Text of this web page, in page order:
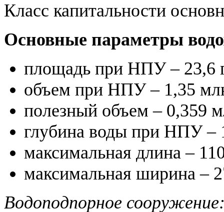
Класс капитальности
Основные параметры
площадь при НПУ – 23,6
объем при НПУ – 1,35
полезный объем – 0,359
глубина воды при НПУ –
максимальная длина –
максимальная ширина –
Водоподпорное